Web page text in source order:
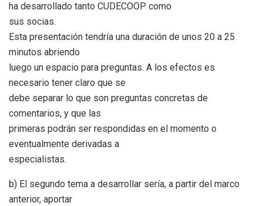
ha desarrollado tanto CUDECOOP como
sus socias.
Esta presentación tendría una duración de unos 20 a 25
minutos abriendo
luego un espacio para preguntas. A los efectos es
necesario tener claro que se
debe separar lo que son preguntas concretas de
comentarios, y que las
primeras podrán ser respondidas en el momento o
eventualmente derivadas a
especialistas.
b) El segundo tema a desarrollar sería, a partir del marco
anterior, aportar